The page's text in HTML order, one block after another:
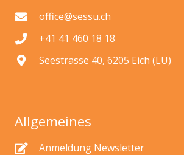
office@sessu.ch
+41 41 460 18 18
Seestrasse 40, 6205 Eich (LU)
Allgemeines
Anmeldung Newsletter